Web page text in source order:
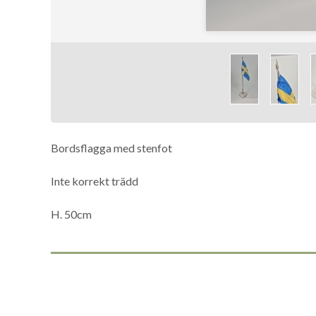
Bordsflagga med stenfot
Inte korrekt trädd
H. 50cm